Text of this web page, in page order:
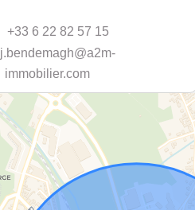
+33 6 22 82 57 15
j.bendemagh@a2m-
immobilier.com